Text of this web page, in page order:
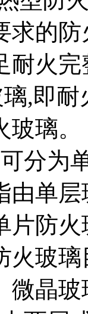
求的
耐火
,即
璃。
分为
由单
片防
火玻
微晶